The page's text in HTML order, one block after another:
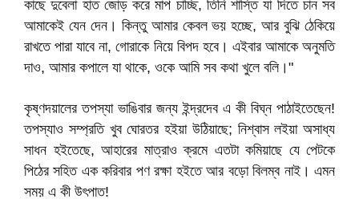
কাছে দুবেলা হাত জোড় করে মাপ চাচ্ছি, তিনি শাস্তি যা দিতে চান সব
আমাকেই যেন দেন। কিন্তু আমার কেবল ভয় হচ্ছে, আর বুঝি ঠেকিয়ে
রাখতে পারা যাবে না, গোরাকে নিয়ে বিপদ হবে। এইবার আমাকে অনুমতি
দাও, আমার কপালে যা থাকে, ওকে আমি সব কথা খুলে বলি।"
কৃষ্ণদয়ালের তপস্যা ভাঙিবার জন্য ইন্দ্রদেব এ কী বিঘ্ন পাঠাইতেছেন!
তপস্যাও সম্প্রতি খুব ঘোরতর হইয়া উঠিয়াছে; নিশ্বাস লইয়া অসাধ্য
সাধন হইতেছে, আহারের মাত্রাও ক্রমে এতটা কমিয়াছে যে পেটকে
পিঠের সহিত এক করিবার পণ রক্ষা হইতে আর বড়ো বিলম্ব নাই। এমন
সময় এ কী উৎপাত!